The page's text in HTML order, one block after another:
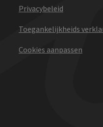
Privacybeleid
Toegankelijkheids
Cookies aanpassen